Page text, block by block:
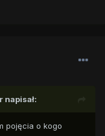
napisał:
pojęcia o kogo